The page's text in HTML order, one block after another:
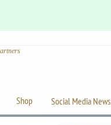
Shop Social Media News